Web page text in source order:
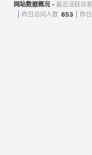
网站数据概况 - 最近活跃访客
昨日访问人数 653 昨